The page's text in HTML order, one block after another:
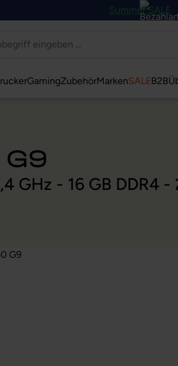
Summer SALE
GamingZubehörMarkenSALEB2B
GHz - 16 GB DDR4